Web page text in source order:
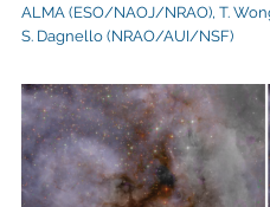
ALMA (ESO/NAOJ/NRAO), T.
S. Dagnello (NRAO/AUI/NSF)